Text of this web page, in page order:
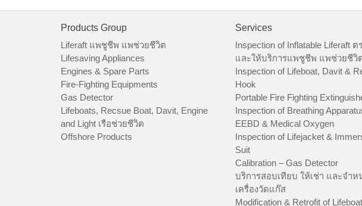
Products Group
Liferaft แพชูชีพ แพช่วยชีวิต
Lifesaving Appliances
Engines & Spare Parts
Fire-Fighting Equipments
Gas Detector
Lifeboats, Recsue Boat, Davit, Engine
and Light เรือช่วยชีวิต
Offshore Products
Services
Inspection of Inflatable Liferaft
และให้บริการแพชูชีพ แพช่วยชีวิ
Inspection of Lifeboat, Davit &
Hook
Portable Fire Fighting
Inspection of Breathing
EEBD & Medical Oxygen
Inspection of Lifejacket &
Suit
Calibration – Gas Detector
บริการสอบเทียบ ให้เช่า และจำห
เครื่องวัดแก๊ส
Modification & Retrofit of